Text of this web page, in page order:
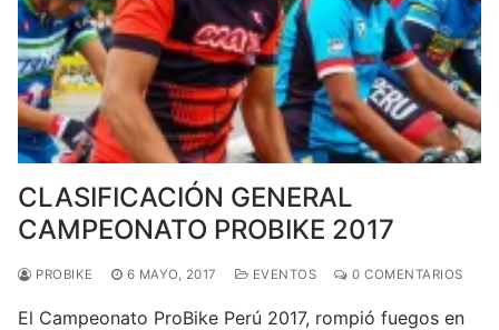
CLASIFICACIÓN GENERAL
CAMPEONATO PROBIKE 2017
PROBIKE 6 MAYO, 2017 EVENTOS 0 COMENTARIOS
El Campeonato ProBike Perú 2017, rompió fuegos en